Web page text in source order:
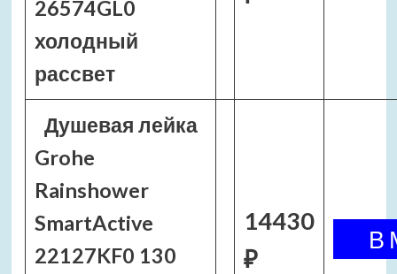
26574GL0
холодный
рассвет
Душевая лейка
Grohe
Rainshower
SmartActive
22127KF0 130
14430
₽